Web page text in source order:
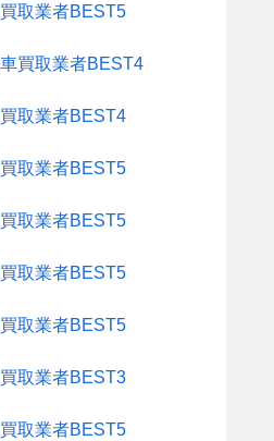
取業者BEST5
買取業者BEST4
取業者BEST4
取業者BEST5
取業者BEST5
取業者BEST5
取業者BEST5
取業者BEST3
取業者BEST5